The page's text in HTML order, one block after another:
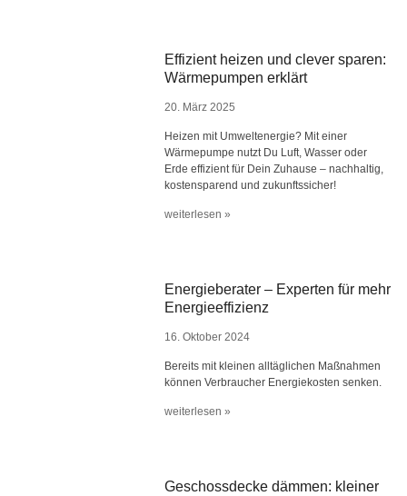
Effizient heizen und clever sparen:
Wärmepumpen erklärt
20. März 2025
Heizen mit Umweltenergie? Mit einer
Wärmepumpe nutzt Du Luft, Wasser oder
Erde effizient für Dein Zuhause – nachhaltig,
kostensparend und zukunftssicher!
weiterlesen »
Energieberater – Experten für mehr
Energieeffizienz
16. Oktober 2024
Bereits mit kleinen alltäglichen Maßnahmen
können Verbraucher Energiekosten senken.
weiterlesen »
Geschossdecke dämmen: kleiner